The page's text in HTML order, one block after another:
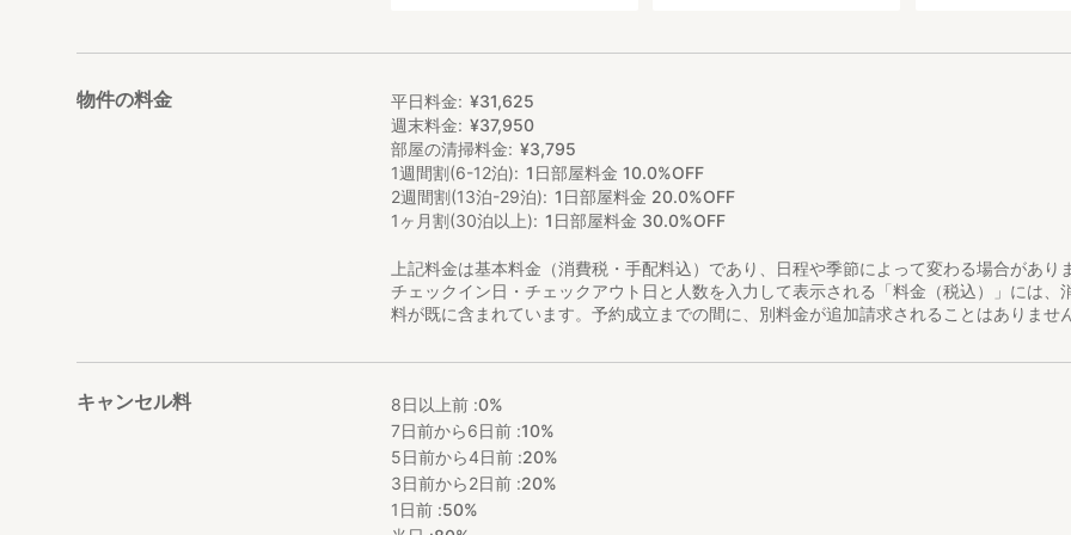
物件の料金 平日料金 ¥31,625
週末料金
¥37,950
部屋の清掃料金
¥3,795
1週間割(6-12泊)
1日部屋料金 10.0%OFF
2週間割(13泊-29泊)
1日部屋料金 20.0%OFF
1ヶ月割(30泊以上)
1日部屋料金 30.0%OFF
上記料金は基本料金（消費税・手配料込）であり、日程や季節によって変わる場合があり
チェックイン日・チェックアウト日と人数を入力して表示される「料金（税込）」には、
料が既に含まれています。予約成立までの間に、別料金が追加請求されることはありません
キャンセル料 8日以上前 :0%
7日前から6日前 :10%
5日前から4日前 :20%
3日前から2日前 :20%
1日前 :50%